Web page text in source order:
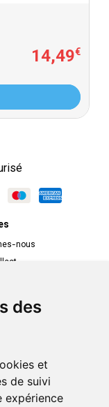
des
et
de suivi
expérience
14,49€
nous